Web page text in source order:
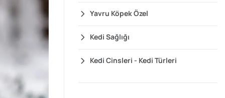
Yavru Köpek Özel
Kedi Sağlığı
Kedi Cinsleri - Kedi Türleri